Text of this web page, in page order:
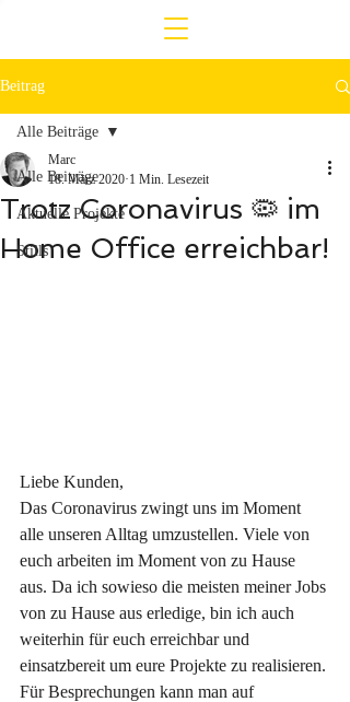
Beitrag
Alle Beiträge
Aktuelle Projekte
Stills
Alle Beiträge
Trotz Coronavirus 🦠 im
Home Office erreichbar!
Marc
18. März 2020 1 Min. Lesezeit
Liebe Kunden,
Das Coronavirus zwingt uns im Moment
alle unseren Alltag umzustellen. Viele von
euch arbeiten im Moment von zu Hause
aus. Da ich sowieso die meisten meiner Jobs
von zu Hause aus erledige, bin ich auch
weiterhin für euch erreichbar und
einsatzbereit um eure Projekte zu realisieren.
Für Besprechungen kann man auf